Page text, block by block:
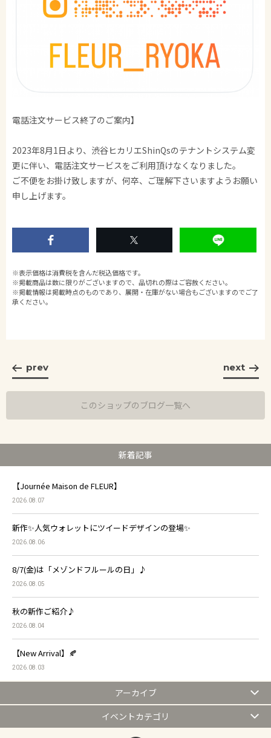
電話注文サービス終了のご案内】
2023年8月1日より、渋谷ヒカリエShinQsのテナントシステム変
更に伴い、電話注文サービスをご利用頂けなくなりました。
ご不便をお掛け致しますが、何卒、ご理解下さいますようお願い
申し上げます。
※表示価格は消費税を含んだ税込価格です。
※掲載商品は数に限りがございますので、品切れの際はご容赦ください。
※掲載情報は掲載時点のものであり、展開・在庫がない場合もございますのでご了
承ください。
prev next
このショップのブログ一覧へ
新着記事
【Journée Maison de FLEUR】
2026.08.07
新作✨人気ウォレットにツイードデザインの登場✨
2026.08.06
8/7(金)は「メゾンドフルールの日」♪
2026.08.05
秋の新作ご紹介♪
2026.08.04
【New Arrival】🍂
2026.08.03
アーカイブ
イベントカテゴリ